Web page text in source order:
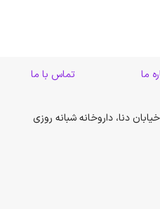
ما تماس با ما
دنا، داروخانه شبانه روزی